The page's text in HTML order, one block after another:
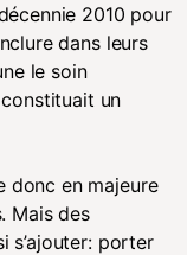
2010 pour
dans leurs
le soin
un
donc en majeure
Mais des
s’ajouter: porter